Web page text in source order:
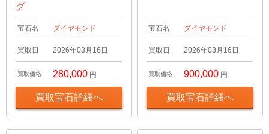
グ
宝石名 ダイヤモンド
買取日 2026年03月16日
買取価格 280,000 円
買取宝石詳細へ
宝石名 ダイヤモンド
買取日 2026年03月16日
買取価格 900,000 円
買取宝石詳細へ